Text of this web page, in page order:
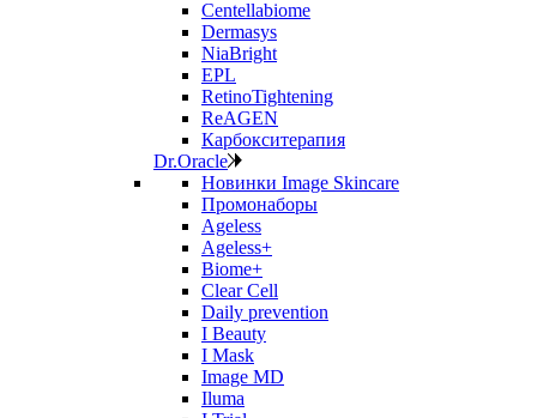
Centellabiome
Dermasys
NiaBright
EPL
RetinoTightening
ReAGEN
Карбокситерапия
Dr.Oracle
Новинки Image Skincare
Промонаборы
Ageless
Ageless+
Biome+
Clear Cell
Daily prevention
I Beauty
I Mask
Image MD
Iluma